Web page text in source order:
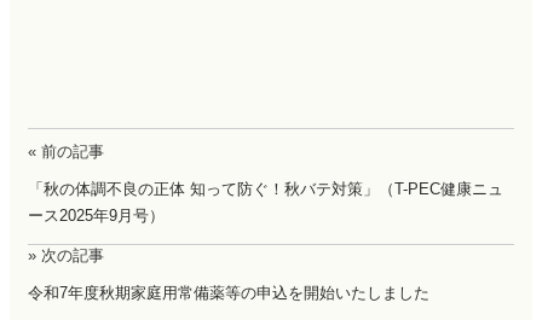
« 前の記事
「秋の体調不良の正体 知って防ぐ！秋バテ対策」（T-PEC健康ニュ
ース2025年9月号）
» 次の記事
令和7年度秋期家庭用常備薬等の申込を開始いたしました